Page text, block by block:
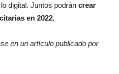
digital. Juntos podrán crear
en 2022.
en un artículo publicado por